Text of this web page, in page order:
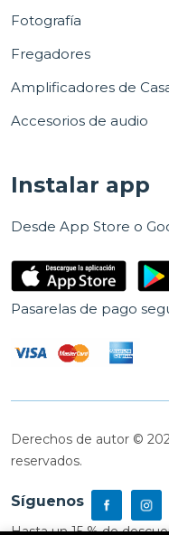
Fotografía
Fregadores
Amplificadores de
Accesorios de audio
Instalar app
Desde App Store o
Pasarelas de pago
Derechos de autor ©
reservados.
Síguenos
Hasta un 15 % de